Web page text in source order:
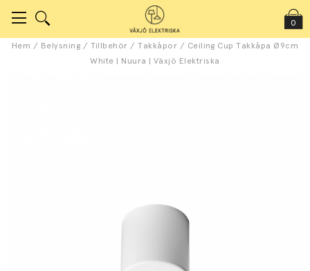
0
Hem / Belysning / Tillbehör /Takkåpor / Ceiling Cup Takkåpa Ø9cm
White | Nuura | Växjö Elektriska